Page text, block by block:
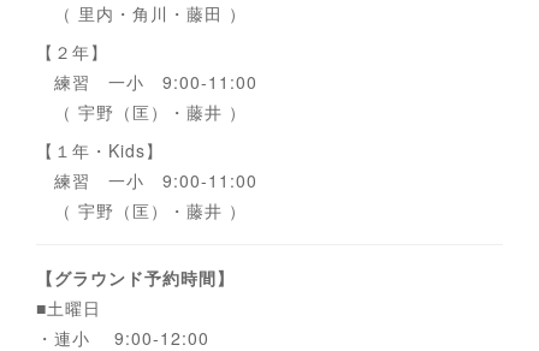
（ 里内・角川・藤田 ）
【２年】
練習 一小 9:00-11:00
（ 宇野（匡）・藤井 ）
【１年・Kids】
練習 一小 9:00-11:00
（ 宇野（匡）・藤井 ）
【グラウンド予約時間】
■土曜日
・連小 9:00-12:00